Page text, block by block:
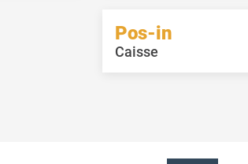
Pos-in
Caisse